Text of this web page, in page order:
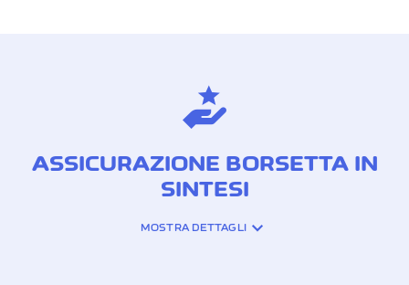
ASSICURAZIONE BORSETTA IN
SINTESI
MOSTRA DETTAGLI